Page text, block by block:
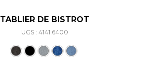
TABLIER DE BISTROT
UGS : 4141.6400